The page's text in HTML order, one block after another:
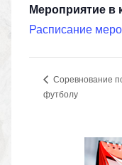
Мероприятие в
Расписание
Соревнование
футболу